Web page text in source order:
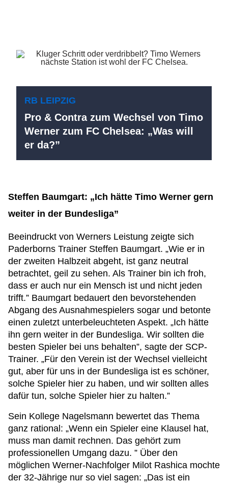
RB LEIPZIG
Pro & Contra zum Wechsel von Timo
Werner zum FC Chelsea: „Was will
er da?”
Steffen Baumgart: „Ich hätte Timo Werner gern
weiter in der Bundesliga”
Beeindruckt von Werners Leistung zeigte sich
Paderborns Trainer Steffen Baumgart. „Wie er in
der zweiten Halbzeit abgeht, ist ganz neutral
betrachtet, geil zu sehen. Als Trainer bin ich froh,
dass er auch nur ein Mensch ist und nicht jeden
trifft.” Baumgart bedauert den bevorstehenden
Abgang des Ausnahmespielers sogar und betonte
einen zuletzt unterbeleuchteten Aspekt. „Ich hätte
ihn gern weiter in der Bundesliga. Wir sollten die
besten Spieler bei uns behalten”, sagte der SCP-
Trainer. „Für den Verein ist der Wechsel vielleicht
gut, aber für uns in der Bundesliga ist es schöner,
solche Spieler hier zu haben, und wir sollten alles
dafür tun, solche Spieler hier zu halten.”
Sein Kollege Nagelsmann bewertet das Thema
ganz rational: „Wenn ein Spieler eine Klausel hat,
muss man damit rechnen. Das gehört zum
professionellen Umgang dazu. ” Über den
möglichen Werner-Nachfolger Milot Rashica mochte
der 32-Jährige nur so viel sagen: „Das ist ein